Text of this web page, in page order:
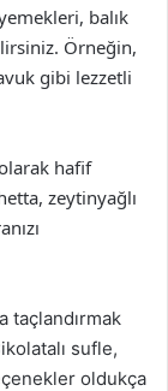
balık
Örneğin,
gibi lezzetli
hafif
zeytinyağlı
taçlandırmak
sufle,
oldukça